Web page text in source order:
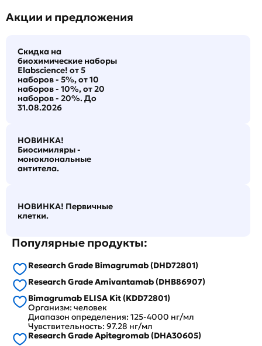
Акции и предложения
Скидка на
биохимические наборы
Elabscience! от 5
наборов - 5%, от 10
наборов - 10%, от 20
наборов - 20%. До
31.08.2026
НОВИНКА!
Биосимиляры -
моноклональные
антитела.
НОВИНКА! Первичные
клетки.
Популярные продукты:
Research Grade Bimagrumab (DHD72801)
Research Grade Amivantamab (DHB86907)
Bimagrumab ELISA Kit (KDD72801)
Организм: человек
Диапазон определения: 125-4000 нг/мл
Чувствительность: 97.28 нг/мл
Research Grade Apitegromab (DHA30605)